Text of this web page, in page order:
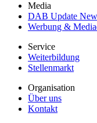
Media
DAB Update
Werbung &
Service
Weiterbildung
Stellenmarkt
Organisation
Über uns
Kontakt